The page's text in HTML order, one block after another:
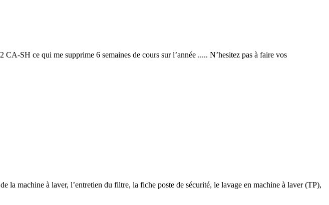
SH ce qui me supprime 6 semaines de cours sur l’année ..... N’hesitez pas à faire vos
la machine à laver, l’entretien du filtre, la fiche poste de sécurité, le lavage en machine à laver (TP),